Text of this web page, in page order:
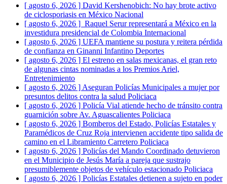
[ agosto 6, 2026 ] David Kershenobich: No hay brote activo
de ciclosporiasis en México Nacional
[ agosto 6, 2026 ] Raquel Serur representará a México en la
investidura presidencial de Colombia Internacional
[ agosto 6, 2026 ] UEFA mantiene su postura y reitera pérdida
de confianza en Ginanni Infantino Deportes
[ agosto 6, 2026 ] El estreno en salas mexicanas, el gran reto
de algunas cintas nominadas a los Premios Ariel,
Entretenimiento
[ agosto 6, 2026 ] Aseguran Policías Municipales a mujer por
presuntos delitos contra la salud Policiaca
[ agosto 6, 2026 ] Policía Vial atiende hecho de tránsito contra
guarnición sobre Av. Aguascalientes Policiaca
[ agosto 6, 2026 ] Bomberos del Estado, Policías Estatales y
Paramédicos de Cruz Roja intervienen accidente tipo salida de
camino en el Libramiento Carretero Policiaca
[ agosto 6, 2026 ] Policías del Mando Coordinado detuvieron
en el Municipio de Jesús María a pareja que sustrajo
presumiblemente objetos de vehículo estacionado Policiaca
[ agosto 6, 2026 ] Policías Estatales detienen a sujeto en poder